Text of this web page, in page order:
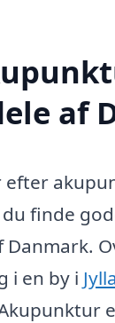
af
efter
finde
Danmark.
i en by i